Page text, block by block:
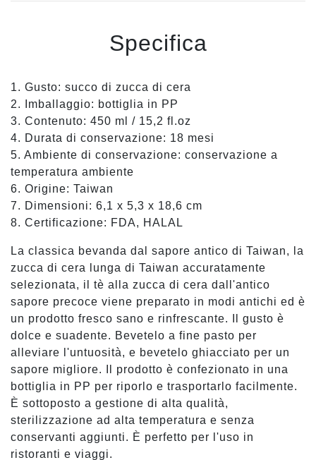
Specifica
1. Gusto: succo di zucca di cera
2. Imballaggio: bottiglia in PP
3. Contenuto: 450 ml / 15,2 fl.oz
4. Durata di conservazione: 18 mesi
5. Ambiente di conservazione: conservazione a
temperatura ambiente
6. Origine: Taiwan
7. Dimensioni: 6,1 x 5,3 x 18,6 cm
8. Certificazione: FDA, HALAL
La classica bevanda dal sapore antico di Taiwan, la
zucca di cera lunga di Taiwan accuratamente
selezionata, il tè alla zucca di cera dall'antico
sapore precoce viene preparato in modi antichi ed è
un prodotto fresco sano e rinfrescante. Il gusto è
dolce e suadente. Bevetelo a fine pasto per
alleviare l'untuosità, e bevetelo ghiacciato per un
sapore migliore. Il prodotto è confezionato in una
bottiglia in PP per riporlo e trasportarlo facilmente.
È sottoposto a gestione di alta qualità,
sterilizzazione ad alta temperatura e senza
conservanti aggiunti. È perfetto per l'uso in
ristoranti e viaggi.